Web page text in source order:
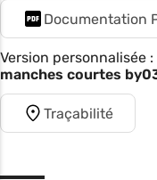
Documentation
Version personnalisée :
manches courtes
Traçabilité